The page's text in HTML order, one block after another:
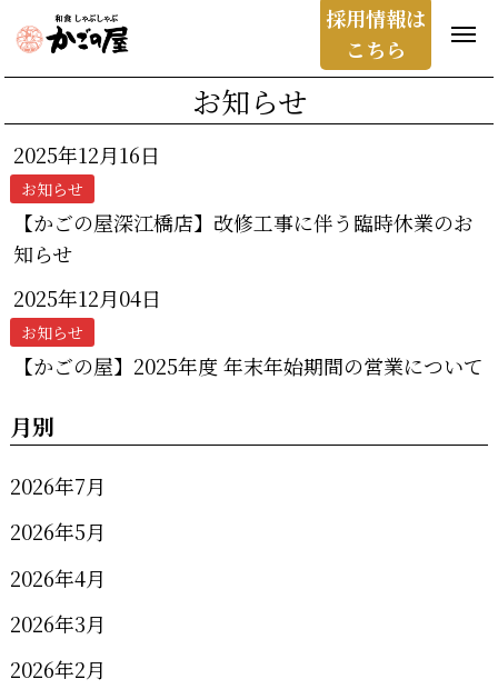
採用情報は
こちら
お知らせ
2025年12月16日
お知らせ
【かごの屋深江橋店】改修工事に伴う臨時休業のお
知らせ
2025年12月04日
お知らせ
【かごの屋】2025年度 年末年始期間の営業について
月別
2026年7月
2026年5月
2026年4月
2026年3月
2026年2月